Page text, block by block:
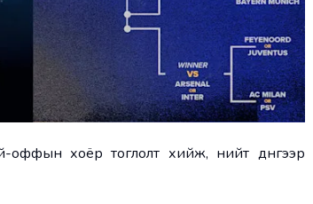
хоёр тоглолт хийж, нийт дүнгээр